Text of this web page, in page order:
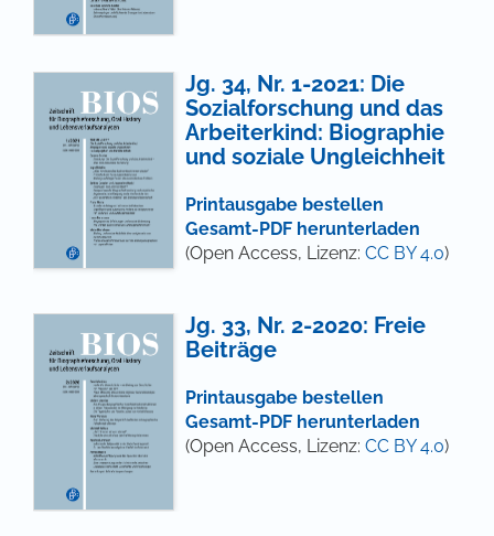
Jg. 34, Nr. 1-2021: Die
Sozialforschung und das
Arbeiterkind: Biographie
und soziale Ungleichheit
Printausgabe bestellen
Gesamt-PDF herunterladen
(Open Access, Lizenz: CC BY 4.0)
Jg. 33, Nr. 2-2020: Freie
Beiträge
Printausgabe bestellen
Gesamt-PDF herunterladen
(Open Access, Lizenz: CC BY 4.0)